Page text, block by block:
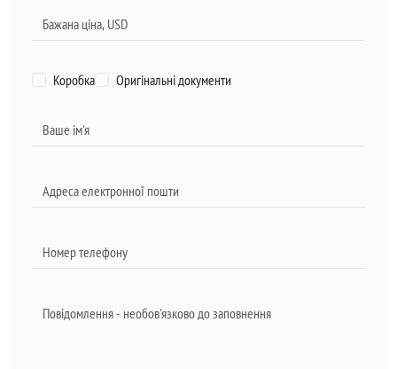
Коробка Оригінальні документи